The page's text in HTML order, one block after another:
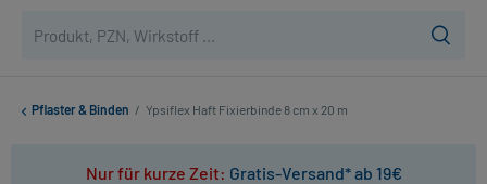
Pflaster & Binden / Ypsiflex Haft Fixierbinde 8 cm x 20 m
Nur für kurze Zeit: Gratis-Versand* ab 19€